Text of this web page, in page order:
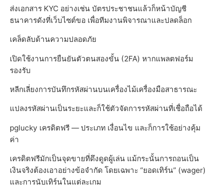
ส่งเอกสาร KYC อย่างเช่น บัตรประชาชนแล้วก็หน้าบัญชี
ธนาคารดังที่เว็บไซต์ขอ เพื่อทีมงานพิจารณาและปลดล็อก
เคล็ดลับด้านความปลอดภัย
เปิดใช้งานการยืนยันตัวตนสองขั้น (2FA) หากแพลตฟอร์ม
รองรับ
หลีกเลี่ยงการบันทึกรหัสผ่านบนเครื่องไม้เครื่องมือสาธารณะ
แปลงรหัสผ่านเป็นระยะและก็ใช้ตัวจัดการรหัสผ่านที่เชื่อถือได้
pglucky เครดิตฟรี — ประเภท เงื่อนไข และก็การใช้อย่างคุ้ม
ค่า
เครดิตฟรีมักเป็นจุดขายที่ดึงดูดผู้เล่น แม้กระนั้นการถอนเป็น
เงินจริงต้องเอาอย่างข้อจำกัด โดยเฉพาะ “ยอดเทิร์น” (wager)
และการนับเทิร์นในแต่ละเกม